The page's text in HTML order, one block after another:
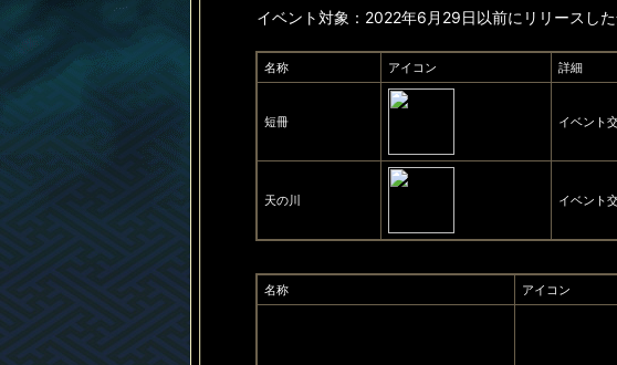
イベント対象：2022年6月29日以前にリリースし
名称 アイコン 詳細
短冊 イベント
天の川 イベント
名称 アイコン